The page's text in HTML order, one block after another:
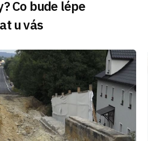
Co bude lépe
u vás